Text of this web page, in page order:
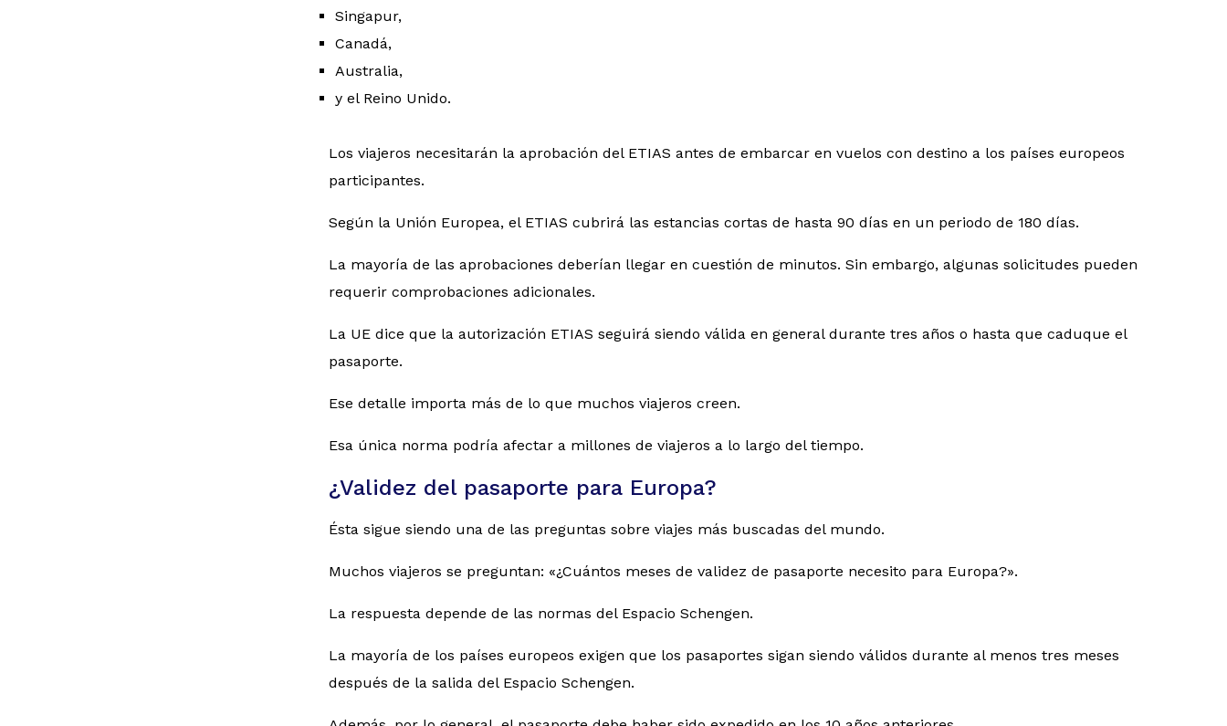
Singapur,
Canadá,
Australia,
y el Reino Unido.
Los viajeros necesitarán la aprobación del ETIAS antes de embarcar en vuelos con destino a los países europeos
participantes.
Según la Unión Europea, el ETIAS cubrirá las estancias cortas de hasta 90 días en un periodo de 180 días.
La mayoría de las aprobaciones deberían llegar en cuestión de minutos. Sin embargo, algunas solicitudes pueden
requerir comprobaciones adicionales.
La UE dice que la autorización ETIAS seguirá siendo válida en general durante tres años o hasta que caduque el
pasaporte.
Ese detalle importa más de lo que muchos viajeros creen.
Esa única norma podría afectar a millones de viajeros a lo largo del tiempo.
¿Validez del pasaporte para Europa?
Ésta sigue siendo una de las preguntas sobre viajes más buscadas del mundo.
Muchos viajeros se preguntan: «¿Cuántos meses de validez de pasaporte necesito para Europa?».
La respuesta depende de las normas del Espacio Schengen.
La mayoría de los países europeos exigen que los pasaportes sigan siendo válidos durante al menos tres meses
después de la salida del Espacio Schengen.